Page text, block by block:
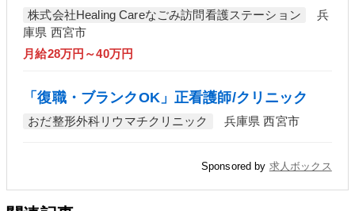
株式会社Healing Careなごみ訪問看護ステーション
兵
庫県 西宮市
月給28万円～40万円
「復職・ブランクOK」正看護師/クリニック
おだ整形外科リウマチクリニック 兵庫県 西宮市
Sponsored by 求人ボックス